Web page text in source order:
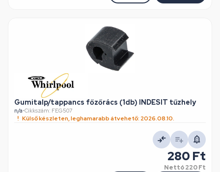
Gumitalp/tappancs főzőrács (1db) INDESIT tűzhely
n/a•Cikkszám: FEG507
Külső készleten, leghamarabb átvehető: 2026.08.10.
280 Ft
Nettó220 Ft